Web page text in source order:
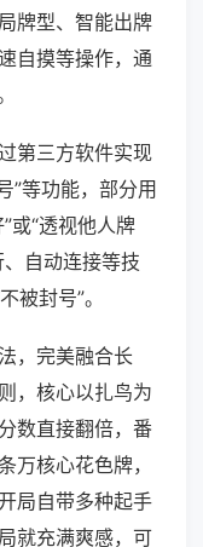
牌型、智能出牌
自摸等操作，通
第三方软件实现
”等功能，部分用
或“透视他人牌
自动连接等技
被封号”。
，完美融合长
，核心以扎鸟为
数直接翻倍，番
万核心花色牌，
局自带多种起手
就充满爽感，可